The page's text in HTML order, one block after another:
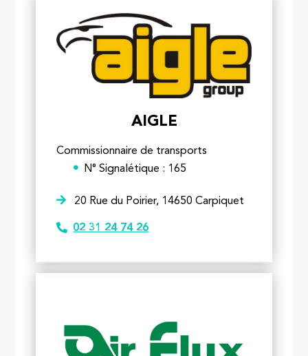
AIGLE
Commissionnaire de transports
N° Signalétique : 165
20 Rue du Poirier, 14650 Carpiquet
02 31 24 74 26